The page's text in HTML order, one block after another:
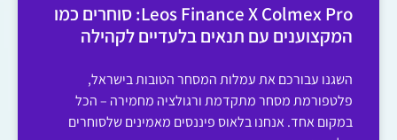
Leos Finance X Colmex Pro: סוחרים כמו
המקצוענים עם תנאים בלעדיים לקהילה
השגנו עבורכם את עמלות המסחר הטובות בישראל,
פלטפורמת מסחר מתקדמת ורגולציה מחמירה – הכל
במקום אחד. אנחנו בלאוס פיננסים מאמינים שלסוחרים